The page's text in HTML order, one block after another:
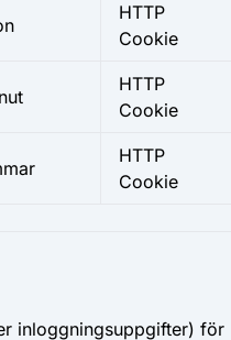
HTTP
Cookie
HTTP
Cookie
HTTP
Cookie
inloggningsuppgifter) för